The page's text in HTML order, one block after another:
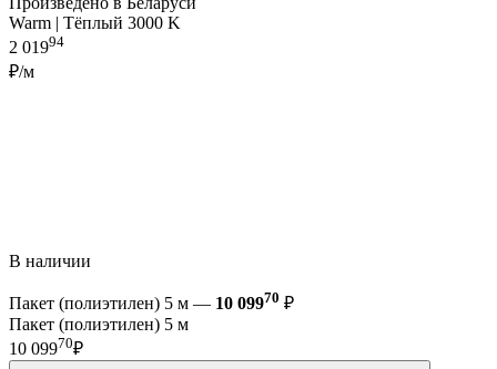
Warm | Тёплый 3000 K
2 01994
₽/м
В наличии
Пакет (полиэтилен) 5 м — 10 09970 ₽
Пакет (полиэтилен) 5 м
10 09970₽